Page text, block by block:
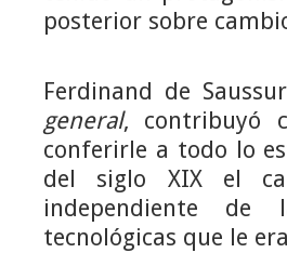
posterior sobre
Ferdinand de
general, contribuyó
conferirle a todo lo
del siglo XIX el
independiente de
tecnológicas que le